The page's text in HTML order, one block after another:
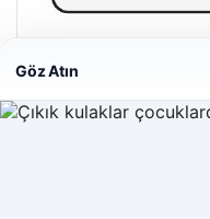
Hastaş Beton
Web sitemizi nasıl
Göz Atın